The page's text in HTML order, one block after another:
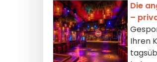
Die
–
Ihren